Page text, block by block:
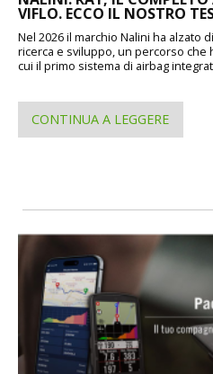
VIFLO. ECCO IL NOSTRO
Nel 2026 il marchio Nalini ha alzato
ricerca e sviluppo, un percorso che
cui il primo sistema di airbag
CONTINUA A LEGGERE